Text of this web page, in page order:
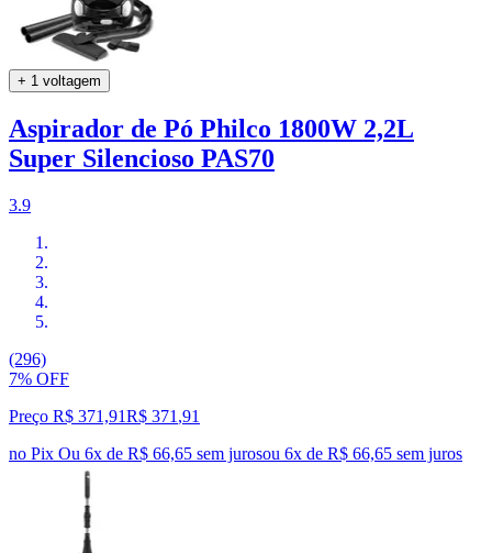
+ 1 voltagem
Aspirador de Pó Philco 1800W 2,2L
Super Silencioso PAS70
3.9
(296)
7% OFF
Preço R$ 371,91R$ 371 ,91
no Pix Ou 6x de R$ 66,65 sem jurosou 6x de R$ 66,65 sem juros